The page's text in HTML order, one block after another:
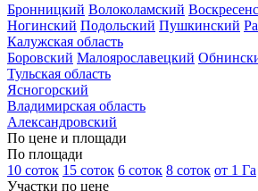
Бронницкий Волоколамский
Ногинский Подольский Пушкинский
Калужская область
Боровский Малоярославецкий
Тульская область
Ясногорский
Владимирская область
Александровский
По цене и площади
По площади
10 соток 15 соток 6 соток 8 соток от 1 Га
Участки по цене